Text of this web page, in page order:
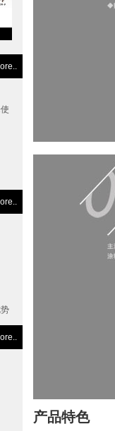
产品特色